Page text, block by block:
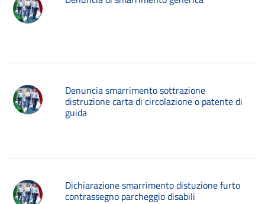
Denuncia smarrimento sottrazione
distruzione carta di circolazione o patente di
guida
Dichiarazione smarrimento distuzione furto
contrassegno parcheggio disabili